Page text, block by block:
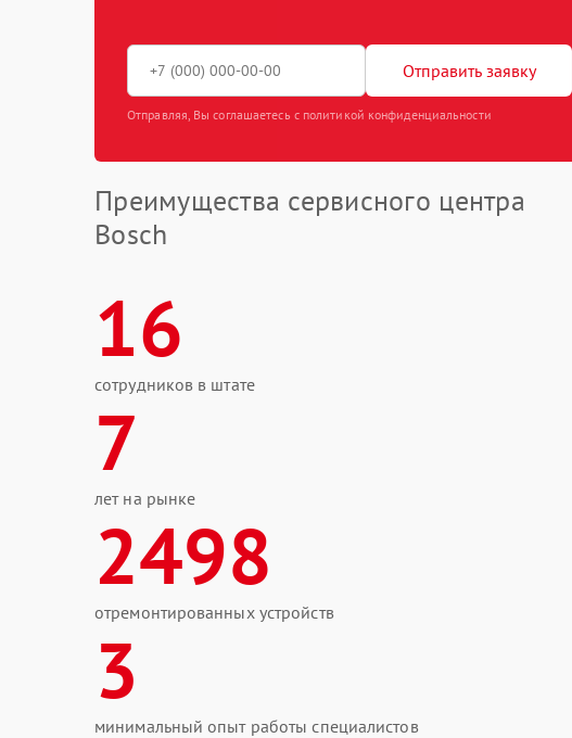
Отправить заявку
Отправляя, Вы соглашаетесь с политикой конфиденциальности
Преимущества сервисного центра
Bosch
16
сотрудников в штате
7
лет на рынке
2498
отремонтированных устройств
3
минимальный опыт работы специалистов